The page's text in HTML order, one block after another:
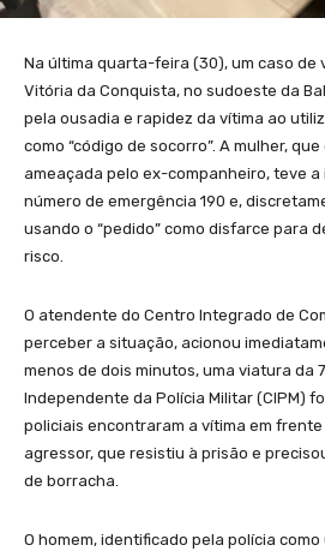
Na última quarta-feira (30), um caso de
Vitória da Conquista, no sudoeste da
pela ousadia e rapidez da vítima ao
como “código de socorro”. A mulher,
ameaçada pelo ex-companheiro, teve a
número de emergência 190 e,
usando o “pedido” como disfarce para
risco.
O atendente do Centro Integrado de
perceber a situação, acionou
menos de dois minutos, uma viatura da
Independente da Polícia Militar (CIPM)
policiais encontraram a vítima em
agressor, que resistiu à prisão e
de borracha.
O homem, identificado pela polícia